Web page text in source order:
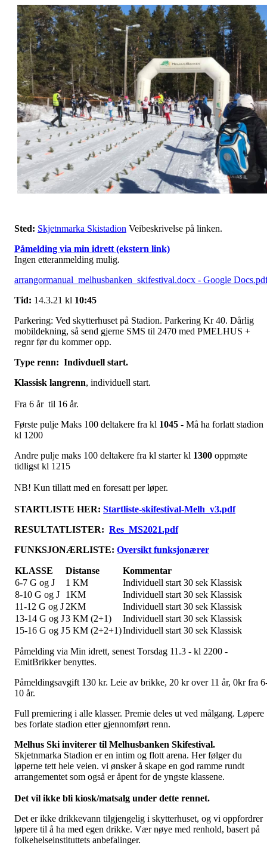
Sted: Skjetnmarka Skistadion Veibeskrivelse på linken.
Påmelding via min idrett (ekstern link)
Ingen etteranmelding mulig.
arrangormanual_melhusbanken_skifestival.docx - Google
Tid: 14.3.21 kl 10:45
Parkering: Ved skytterhuset på Stadion. Parkering Kr 40. Dårlig
mobildekning, så send gjerne SMS til 2470 med PMELHUS +
regnr før du kommer opp.
Type renn: Indivduell start.
Klassisk langrenn, individuell start.
Fra 6 år til 16 år.
Første pulje Maks 100 deltakere fra kl 1045 - Må ha forlatt stadion
kl 1200
Andre pulje maks 100 deltakere fra kl starter kl 1300 oppmøte
tidligst kl 1215
NB! Kun tillatt med en foresatt per løper.
STARTLISTE HER: Startliste-skifestival-Melh_v3.pdf
RESULTATLISTER: Res_MS2021.pdf
FUNKSJONÆRLISTE: Oversikt funksjonærer
KLASSE Distanse
Kommentar
6-7 G og J
1 KM
Individuell start 30 sek Klassisk
8-10 G og J
1KM
Individuell start 30 sek Klassisk
11-12 G og J 2KM
Individuell start 30 sek Klassisk
13-14 G og J3 KM (2+1)
Individuell start 30 sek Klassisk
15-16 G og J5 KM (2+2+1)Individuell start 30 sek Klassisk
Påmelding via Min idrett, senest Torsdag 11.3 - kl 2200 -
EmitBrikker benyttes.
Påmeldingsavgift 130 kr. Leie av brikke, 20 kr over 11 år, 0kr fra
10 år.
Full premiering i alle klasser. Premie deles ut ved målgang. Løpere
bes forlate stadion etter gjennomført renn.
Melhus Ski inviterer til Melhusbanken Skifestival.
Skjetnmarka Stadion er en intim og flott arena. Her følger du
løperne tett hele veien. vi ønsker å skape en god ramme rundt
arrangementet som også er åpent for de yngste klassene.
Det vil ikke bli kiosk/matsalg under dette rennet.
Det er ikke drikkevann tilgjengelig i skytterhuset, og vi oppfordrer
løpere til å ha med egen drikke. Vær nøye med renhold, basert på
folkehelseinstituttets anbefalinger.